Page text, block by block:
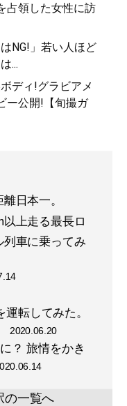
占領した女性に訪
NG!」若い人ほど
...
ディ!グラビアメ
ー公開!【旬撮ガ
日本一。
以上走る最長ロ
列車に乗ってみ
転してみた。
2020.06.20
？ 旅情をかき
の一覧へ